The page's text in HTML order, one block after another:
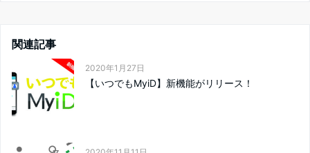
関連記事
2020年1月27日
【いつでもMyiD】新機能がリリース！